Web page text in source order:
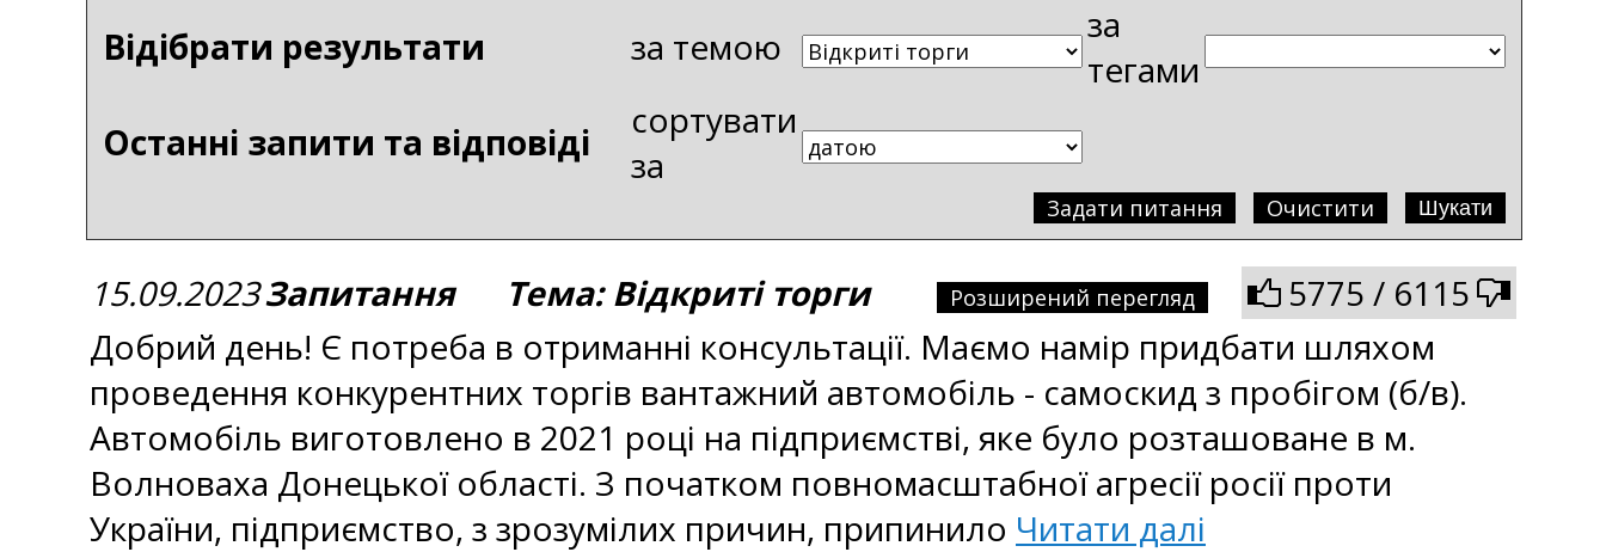
Bідібрати результати
за темою
за
тегами
Останні запити та відповіді
сортувати
за
Очистити
Задати питання
15.09.2023Запитання Тема: Відкриті торги Розширений перегляд
5775 / 6115
Добрий день! Є потреба в отриманні консультації. Маємо намір придбати шляхом
проведення конкурентних торгів вантажний автомобіль - самоскид з пробігом (б/в).
Автомобіль виготовлено в 2021 році на підприємстві, яке було розташоване в м.
Волноваха Донецької області. З початком повномасштабної агресії росії проти
України, підприємство, з зрозумілих причин, припинило Читати далі